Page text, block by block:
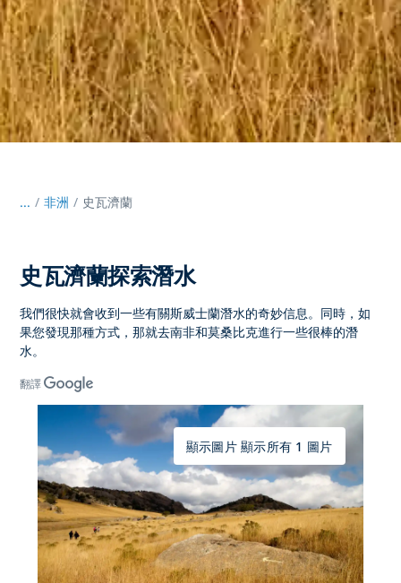
... / 非洲 史瓦濟蘭
史瓦濟蘭探索潛水
我們很快就會收到一些有關斯威士蘭潛水的奇妙信息。同時，如
果您發現那種方式，那就去南非和莫桑比克進行一些很棒的潛
水。
翻譯
顯示圖片 顯示所有 1 圖片